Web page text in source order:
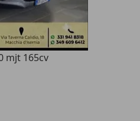
mjt 165cv